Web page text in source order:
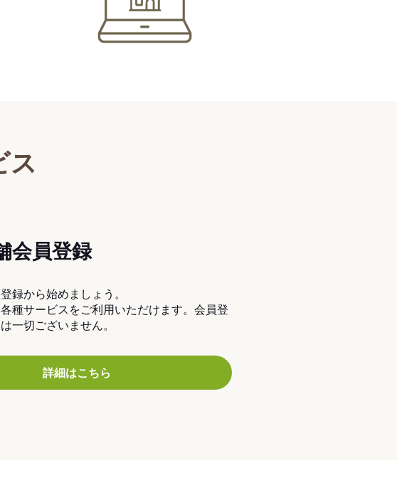
ス
会員登録
録から始めましょう。
種サービスをご利用いただけます。会員登
一切ございません。
詳細はこちら